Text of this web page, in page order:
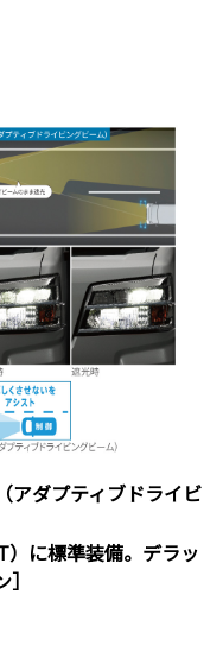
アダプティブドライビ
）に標準装備。デラッ